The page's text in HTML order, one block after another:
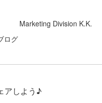
Marketing Division K.K.
ログ
アしよう♪